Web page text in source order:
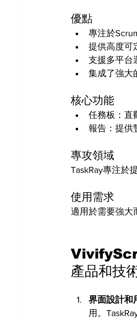
優點
專注於
提供高度可
支援多平台
集成了強大
核心功能
任務板：直
報告：提供
專攻領域
TaskRay專注於
使用需求
適用於需要強大
產品和技
界面設計和
用。